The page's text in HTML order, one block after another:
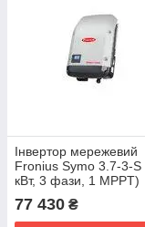
Інвертор мережевий
Fronius Symo 3.7-3-S
кВт, 3 фази, 1 MPPT)
77 430 ₴